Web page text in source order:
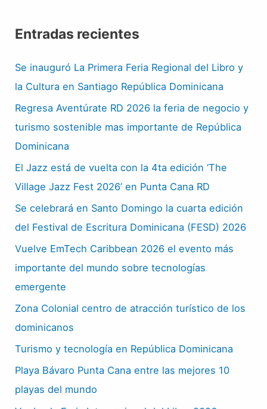
Entradas recientes
Se inauguró La Primera Feria Regional del Libro y
la Cultura en Santiago República Dominicana
Regresa Aventúrate RD 2026 la feria de negocio y
turismo sostenible mas importante de República
Dominicana
El Jazz está de vuelta con la 4ta edición ‘The
Village Jazz Fest 2026’ en Punta Cana RD
Se celebrará en Santo Domingo la cuarta edición
del Festival de Escritura Dominicana (FESD) 2026
Vuelve EmTech Caribbean 2026 el evento más
importante del mundo sobre tecnologías
emergente
Zona Colonial centro de atracción turístico de los
dominicanos
Turismo y tecnología en República Dominicana
Playa Bávaro Punta Cana entre las mejores 10
playas del mundo